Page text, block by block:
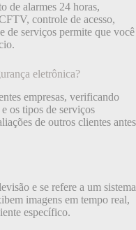
de alarmes 24 horas,
controle de acesso,
de serviços permite que você
eletrônica?
empresas, verificando
os tipos de serviços
de outros clientes antes
e se refere a um sistema
imagens em tempo real,
específico.